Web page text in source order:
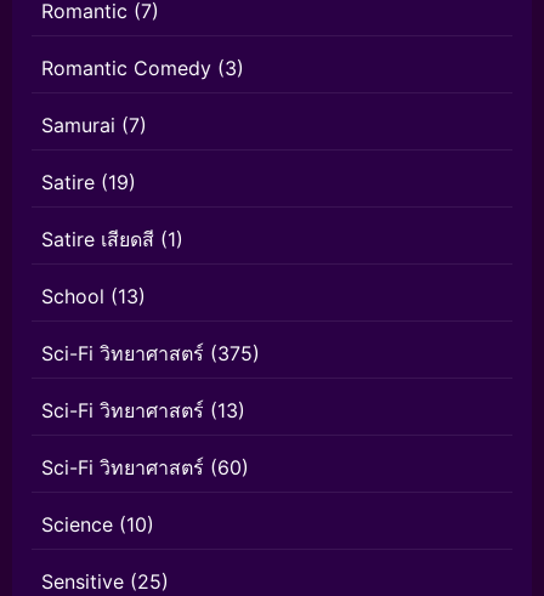
Romantic (7)
Romantic Comedy (3)
Samurai (7)
Satire (19)
Satire เสียดสี (1)
School (13)
Sci-Fi วิทยาศาสตร์ (375)
Sci-Fi วิทยาศาสตร์ (13)
Sci-Fi วิทยาศาสตร์ (60)
Science (10)
Sensitive (25)